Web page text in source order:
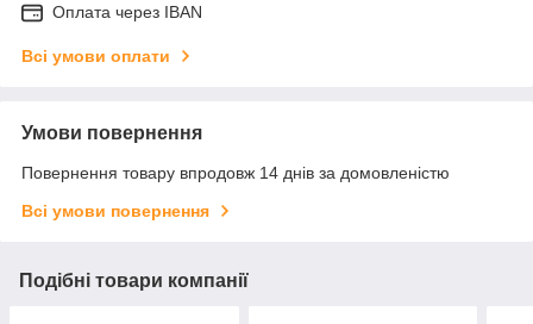
Оплата через IBAN
Всі умови оплати
Умови повернення
Повернення товару впродовж 14 днів за домовленістю
Всі умови повернення
Подібні товари компанії